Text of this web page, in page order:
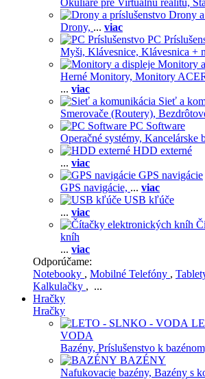
Okuliare pre Virtuálnu realitu,
Drony
Drony, ... viac
PC
Myši, Klávesnice, Klávesnica +
Monitory
Herné Monitory, Monitory
... viac
Sieť a
Smerovače (Routery),
PC Software
Operačné systémy, Kancelárske
HDD externé
... viac
GPS navigácie
GPS navigácie, ... viac
USB kľúče
... viac
kníh
... viac
Odporúčame:
Notebooky , Mobilné Telefóny ,
Kalkulačky , ...
Hračky
Hračky
VODA
Bazény, Príslušenstvo k
BAZÉNY
Nafukovacie bazény, Bazény s